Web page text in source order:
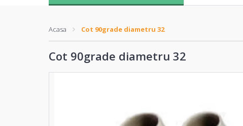
Acasa Cot 90grade diametru 32
Cot 90grade diametru 32